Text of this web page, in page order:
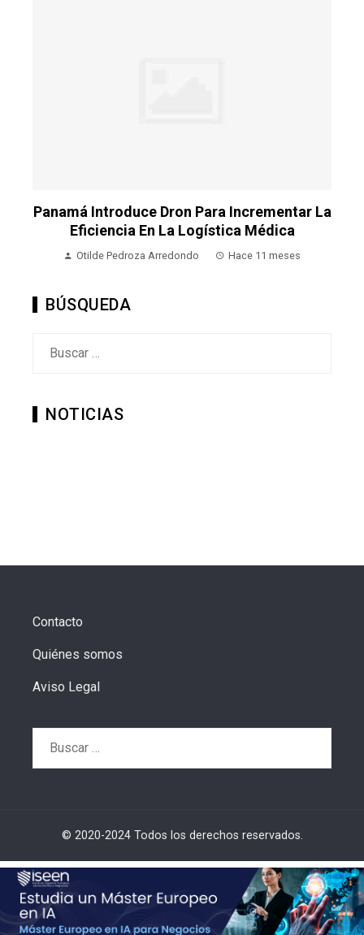
Panamá Introduce Dron Para Incrementar La
Eficiencia En La Logística Médica
Otilde Pedroza Arredondo Hace 11 meses
BÚSQUEDA
NOTICIAS
Contacto
Quiénes somos
Aviso Legal
© 2020-2024 Todos los derechos reservados.